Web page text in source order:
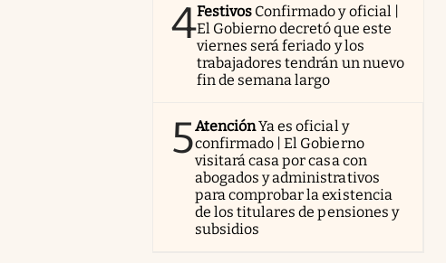
4Festivos Confirmado y oficial |
El Gobierno decretó que este
viernes será feriado y los
trabajadores tendrán un nuevo
fin de semana largo
5AtenciónYa es oficial y
confirmado | El Gobierno
visitará casa por casa con
abogados y administrativos
para comprobar la existencia
de los titulares de pensiones y
subsidios